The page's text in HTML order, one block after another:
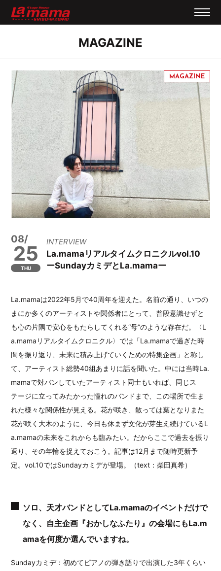
MAGAZINE
08/
25
THU
INTERVIEW
La.mamaリアルタイムクロニクルvol.10
ーSundayカミデとLa.mamaー
La.mamaは2022年5月で40周年を迎えた。名前の通り、いつの
まにか多くのアーティストや関係者にとって、普段意識せずと
も心の片隅で安心をもたらしてくれる“母”のような存在だ。〈L
a.mamaリアルタイムクロニクル〉では「La.mamaで過ぎた時
間を振り返り、未来に積み上げていくための特集企画」と称し
て、アーティスト総勢40組あまりに話を聞いた。中には当時La.
mamaで対バンしていたアーティスト同士もいれば、同じス
テージに立ってみたかった憧れのバンドまで、この場所で生ま
れた様々な関係性が見える。花が咲き、散っては葉となりまた
花が咲く大木のように、今日も休まず文化が芽生え続けているL
a.mamaの未来をこれからも臨みたい。だからここで過去を振り
返り、その年輪を捉えておこう。記事は12月まで随時更新予
定。vol.10ではSundayカミデが登場。（text：柴田真希）
ソロ、天才バンドとしてLa.mamaのイベントだけで
なく、自主企画『おかしなふたり』の会場にもLa.m
amaを何度か選んでいますね。
Sundayカミデ：初めてピアノの弾き語りで出演した3年くらい